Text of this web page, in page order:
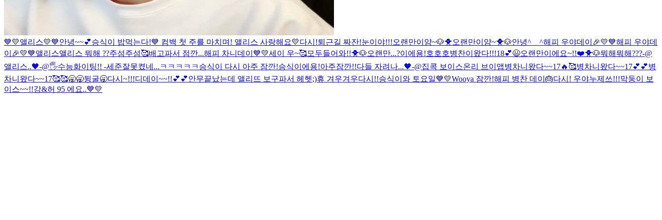
💙💛앨리스💛💙안녕~~💕승식이 밥먹는다!💙 컴백 첫 주를 마치며! 앨리스 사랑해요💛다시!퇴근길 짜잔!눈이야!!!오랜만이얌~🐶🐥오랜만이얌~🐥🐶안녕^__^해피 우야데이🎉💛💙해피 우야데
이🎉💛💙앨리스앨리스 뭐해 ??주섬주섬🥰배고파서 점깐...해피 차니데이💙💛세이 우~🥰모두들어와!!🐥🐶오랜만...?이에용!호호호병찬이왔다!!!18💕😃오랜만이에요~!!❤️🐥🐶뭐해뭐해???-@
앨리스..🖤-@🖐수능화이팅!! -세준잘못켰네...ㅋㅋㅋㅋㅋ승식이 다시 아주 잠깐!승식이에용!아주잠깐!!다들 자려나...🖤-@집콕 보이스온리 브이앱병차니왔다~~17🔥🥰병차니왔다~~17💕💕병
차니왔다~~17🥰🥰🥱🥱뒹굴🥱다시~!!!디데이~~!!💕💕안무끝났는데 앨리뜨 보구파서 헤헷;)휴 겨우겨우다시!!승식이와 토요일💙💛Wooya 잠깐!해피 병찬 데이🎂다시! 우야누제쓰!!!막둥이 보
이스~~!!강&허 95 에요..💙💛